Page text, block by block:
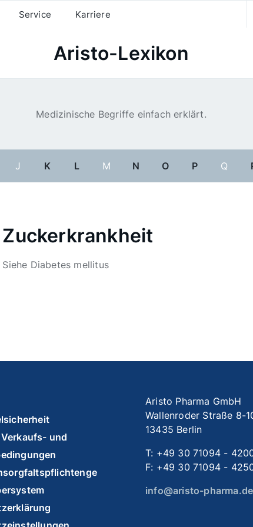
Service Karriere
Aristo-Lexikon
Medizinische Begriffe einfach erklärt.
J K L M N O P Q
Zuckerkrankheit
Siehe Diabetes mellitus
und
Aristo Pharma GmbH
Wallenroder Straße 8-
13435 Berlin
T: +49 30 71094 -
F: +49 30 71094 -
info@aristo-pharma.de